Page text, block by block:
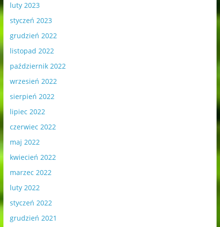
luty 2023
styczeń 2023
grudzień 2022
listopad 2022
październik 2022
wrzesień 2022
sierpień 2022
lipiec 2022
czerwiec 2022
maj 2022
kwiecień 2022
marzec 2022
luty 2022
styczeń 2022
grudzień 2021